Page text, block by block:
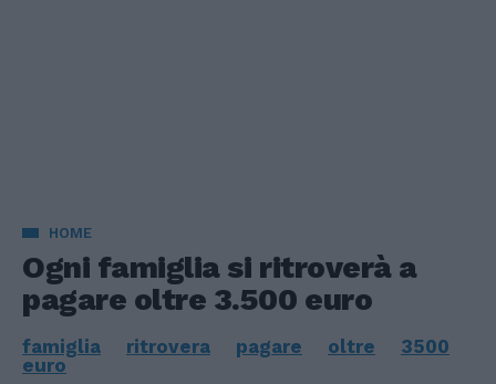
HOME
Ogni famiglia si ritroverà a
pagare oltre 3.500 euro
famiglia ritrovera pagare oltre
3500
euro